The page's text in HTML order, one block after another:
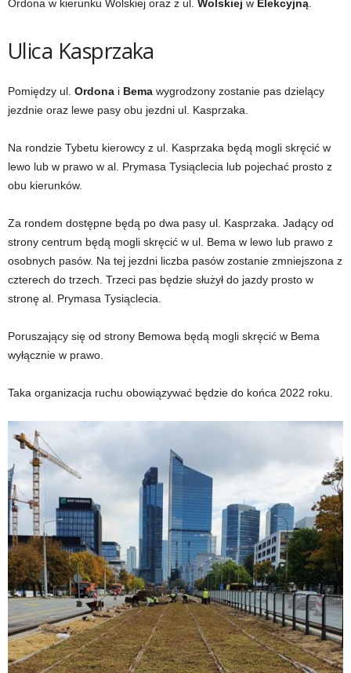
Ordona w kierunku Wolskiej oraz z ul. Wolskiej w Elekcyjną
Ulica Kasprzaka
Pomiędzy ul. Ordona i Bema wygrodzony zostanie pas dzielący
jezdnie oraz lewe pasy obu jezdni ul. Kasprzaka.
Na rondzie Tybetu kierowcy z ul. Kasprzaka będą mogli skręcić w
lewo lub w prawo w al. Prymasa Tysiąclecia lub pojechać prosto z
obu kierunków.
Za rondem dostępne będą po dwa pasy ul. Kasprzaka. Jadący od
strony centrum będą mogli skręcić w ul. Bema w lewo lub prawo z
osobnych pasów. Na tej jezdni liczba pasów zostanie zmniejszona z
czterech do trzech. Trzeci pas będzie służył do jazdy prosto w
stronę al. Prymasa Tysiąclecia.
Poruszający się od strony Bemowa będą mogli skręcić w Bema
wyłącznie w prawo.
Taka organizacja ruchu obowiązywać będzie do końca 2022 roku.